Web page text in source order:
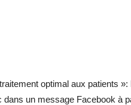
optimal aux patients
dans un message Facebook à